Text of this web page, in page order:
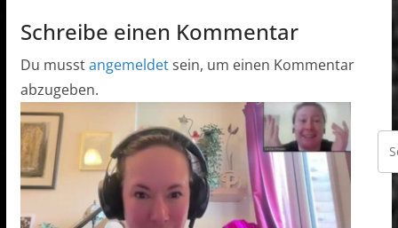
Schreibe einen Kommentar
Du musstangemeldetsein, um einen Kommentar
abzugeben.